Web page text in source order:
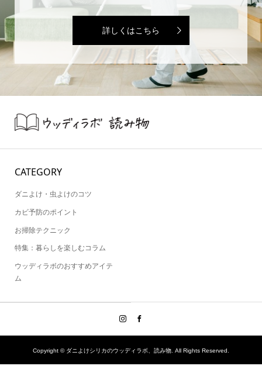
詳しくはこちら
CATEGORY
ダニよけ・虫よけのコツ
カビ予防のポイント
お掃除テクニック
特集：暮らしを楽しむコラム
ウッディラボのおすすめアイテ
ム
Copyright ©ダニよけシリカのウッディラボ、読み物. All Rights Reserved.